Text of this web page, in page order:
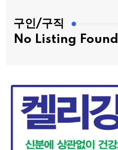
구인/구직
No Listing Found